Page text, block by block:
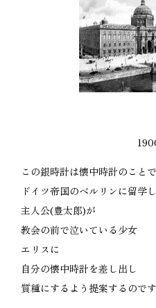
1900年ころの
この銀時計は懐中時計のこと
ドイツ帝国のベルリンに留学
主人公(豊太郎)が
教会の前で泣いている少女
エリスに
自分の懐中時計を差し出し
質種にするよう提案するのです